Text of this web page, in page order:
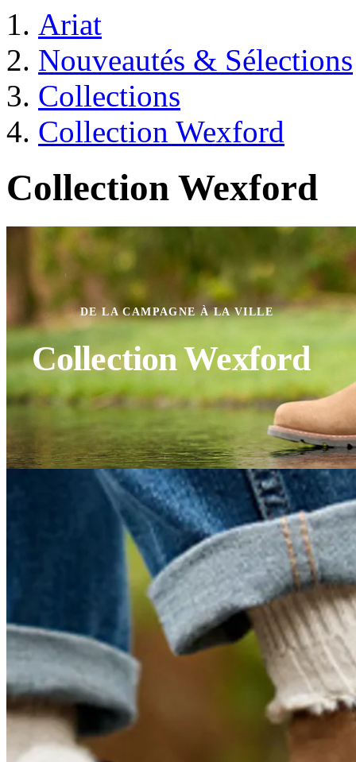
Ariat
Nouveautés & Sélections
Collections
Collection Wexford
Collection Wexford
DE LA CAMPAGNE À LA VILLE
Collection Wexford